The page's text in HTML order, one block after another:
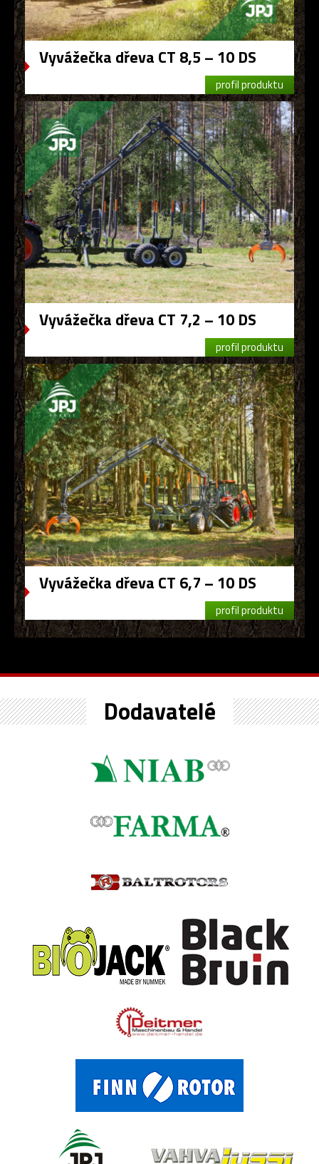
Vyvážečka dřeva CT 8,5 – 10 DS
profil produktu
Vyvážečka dřeva CT 7,2 – 10 DS
profil produktu
Vyvážečka dřeva CT 6,7 – 10 DS
profil produktu
Dodavatelé